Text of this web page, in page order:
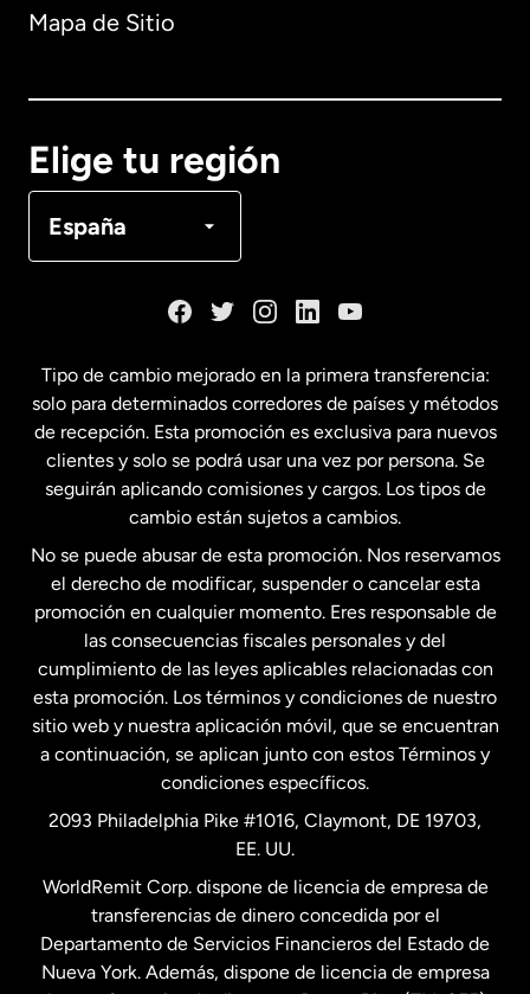
Mapa de Sitio
Elige tu región
España
Français
Estados Unidos English
Estados Unidos Español
Francia
Malasia
Nueva Zelanda
Países Bajos
Suecia
Tipo de cambio mejorado en la primera transferencia:
solo para determinados corredores de países y métodos
de recepción. Esta promoción es exclusiva para nuevos
clientes y solo se podrá usar una vez por persona. Se
seguirán aplicando comisiones y cargos. Los tipos de
cambio están sujetos a cambios.
No se puede abusar de esta promoción. Nos reservamos
el derecho de modificar, suspender o cancelar esta
promoción en cualquier momento. Eres responsable de
las consecuencias fiscales personales y del
cumplimiento de las leyes aplicables relacionadas con
esta promoción. Los términos y condiciones de nuestro
sitio web y nuestra aplicación móvil, que se encuentran
a continuación, se aplican junto con estos Términos y
condiciones específicos.
2093 Philadelphia Pike #1016, Claymont, DE 19703,
EE. UU.
WorldRemit Corp. dispone de licencia de empresa de
transferencias de dinero concedida por el
Departamento de Servicios Financieros del Estado de
Nueva York. Además, dispone de licencia de empresa